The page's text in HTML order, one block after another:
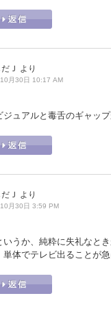
Ｊ より
月30日 10:17 AM
ジュアルと毒舌のギャッ
Ｊ より
月30日 3:59 PM
いうか、純粋に失礼なと
単体でテレビ出ることが